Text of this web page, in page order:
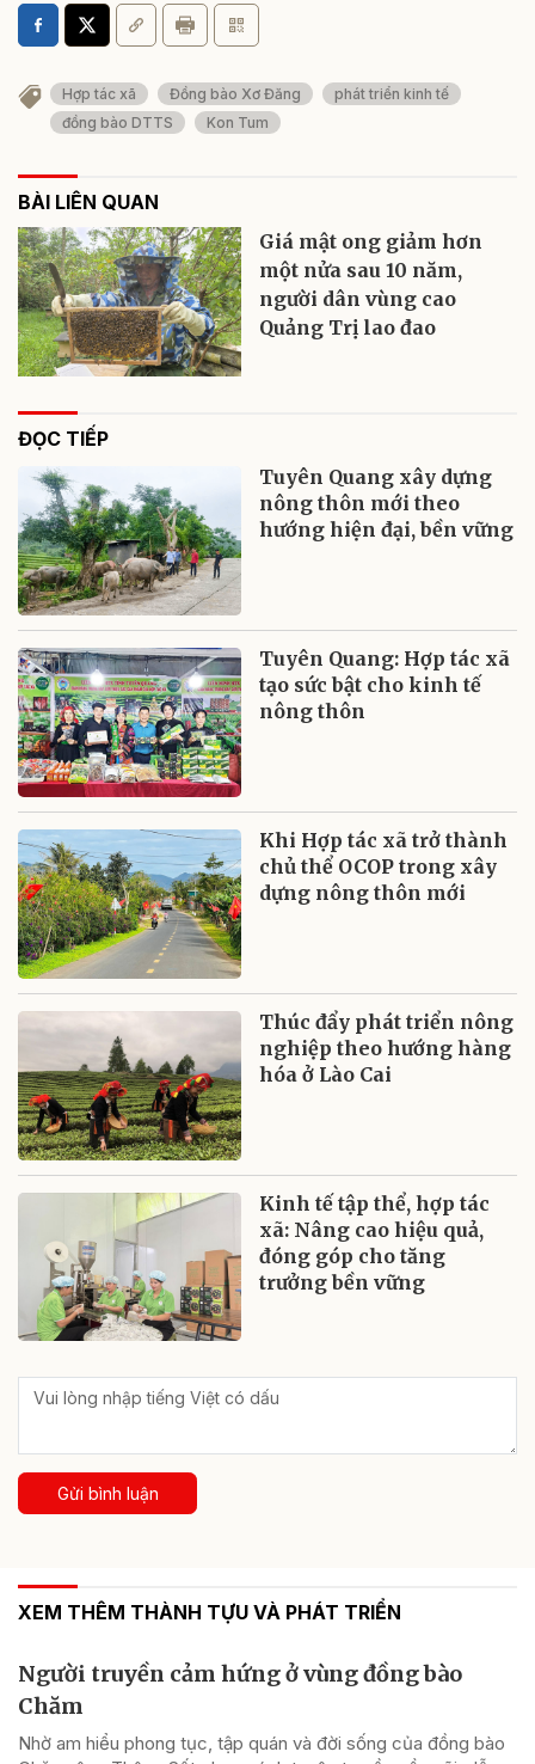
Hợp tác xã Đồng bào Xơ Đăng
phát triển kinh tế
đồng bào DTTS
Kon Tum
BÀI LIÊN QUAN
Giá mật ong giảm hơn
một nửa sau 10 năm,
người dân vùng cao
Quảng Trị lao đao
ĐỌC TIẾP
Tuyên Quang xây dựng
nông thôn mới theo
hướng hiện đại, bền vững
Tuyên Quang: Hợp tác xã
tạo sức bật cho kinh tế
nông thôn
Khi Hợp tác xã trở thành
chủ thể OCOP trong xây
dựng nông thôn mới
Thúc đẩy phát triển nông
nghiệp theo hướng hàng
hóa ở Lào Cai
Kinh tế tập thể, hợp tác
xã: Nâng cao hiệu quả,
đóng góp cho tăng
trưởng bền vững
Gửi bình luận
XEM THÊM THÀNH TỰU VÀ PHÁT TRIỂN
Người truyền cảm hứng ở vùng đồng bào
Chăm
Nhờ am hiểu phong tục, tập quán và đời sống của đồng bào